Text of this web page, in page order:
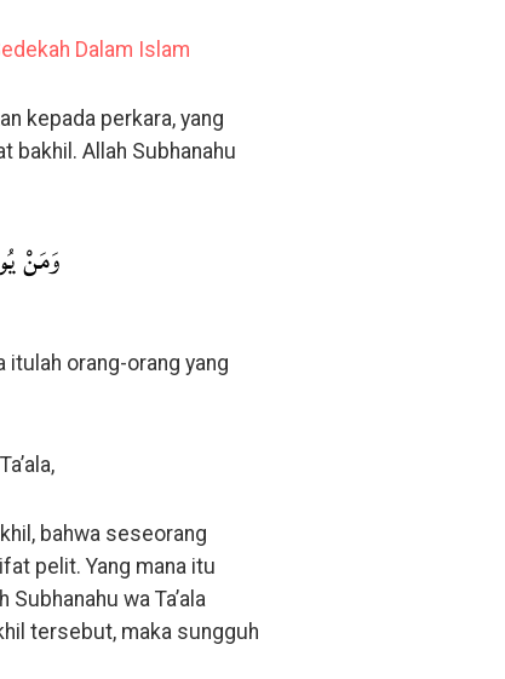
Dalam Islam
kepada perkara, yang
bakhil. Allah Subhanahu
وَمَنْ
itulah orang-orang yang
bahwa seseorang
pelit. Yang mana itu
wa Ta’ala
tersebut, maka sungguh